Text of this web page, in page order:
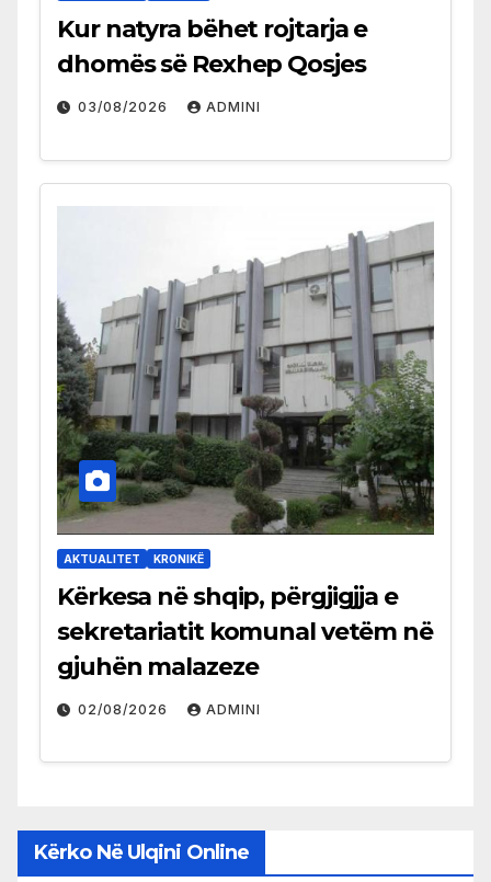
Kur natyra bëhet rojtarja e
dhomës së Rexhep Qosjes
03/08/2026 ADMINI
AKTUALITET KRONIKË
Kërkesa në shqip, përgjigjja e
sekretariatit komunal vetëm në
gjuhën malazeze
02/08/2026 ADMINI
Kërko Në Ulqini Online